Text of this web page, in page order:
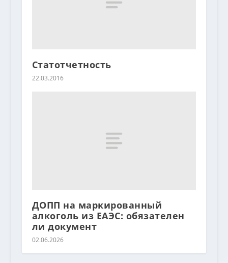
Статотчетность
22.03.2016
ДОПП на маркированный
алкоголь из ЕАЭС: обязателен
ли документ
02.06.2026